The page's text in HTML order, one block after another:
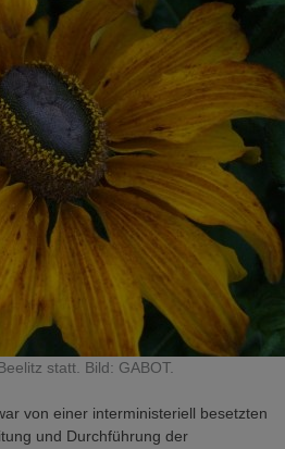
statt. Bild: GABOT.
von einer interministeriell besetzten
und Durchführung der